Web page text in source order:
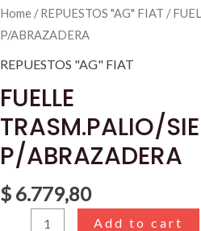
Home/REPUESTOS "AG" FIAT /
P/ABRAZADERA
REPUESTOS "AG" FIAT
FUELLE
TRASM.PALIO/
P/ABRAZADERA
$6.779,80
FUELLE
TRASM.PALIO/SIENA/UNO/
Add to cart